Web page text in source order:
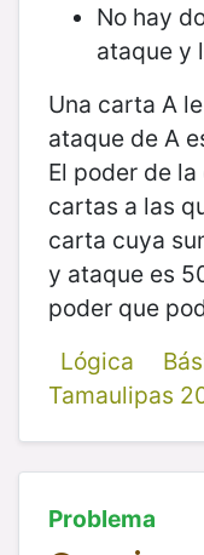
No hay
ataque y
Una carta A
ataque de A
El poder de
cartas a las
carta cuya
y ataque es
poder que
Lógica
Tamaulipas
Problema